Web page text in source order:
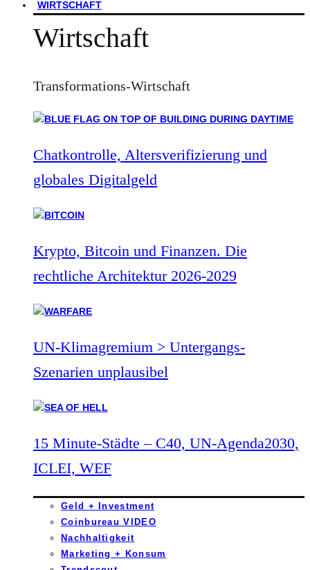
WIRTSCHAFT
Wirtschaft
Transformations-Wirtschaft
Chatkontrolle, Altersverifizierung und
globales Digitalgeld
Krypto, Bitcoin und Finanzen. Die
rechtliche Architektur 2026-2029
UN-Klimagremium > Untergangs-
Szenarien unplausibel
15 Minute-Städte – C40, UN-Agenda2030,
ICLEI, WEF
Geld + Investment
Coinbureau VIDEO
Nachhaltigkeit
Marketing + Konsum